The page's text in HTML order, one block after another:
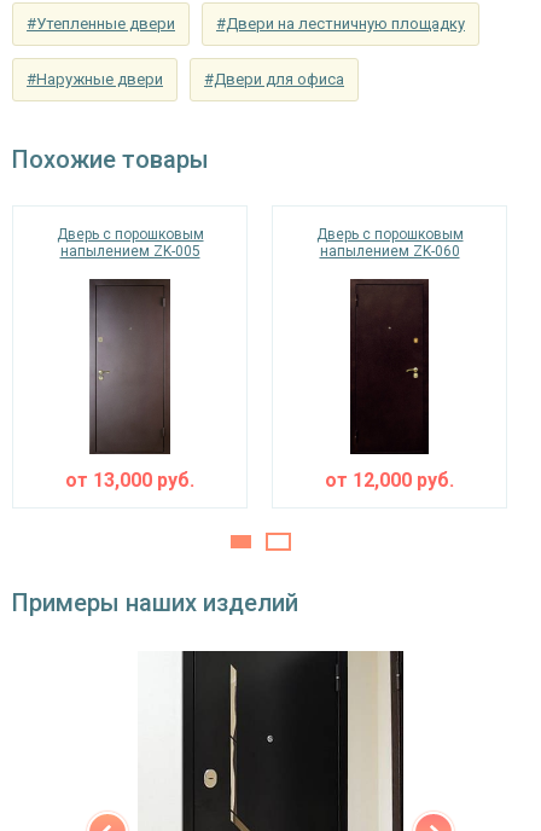
Изоляционные материалы
Звуко- и
двойной контур уплотнения,
Направление
открывания
наружное / внутреннее,
левое / правое (на выбор)
открывания
Стандартная комплектациядвери с порошковым
напылениемможет быть изменена по желанию
покупателя.
#Утепленные двери #Двери на лестничную площадку
#Наружные двери #Двери для офиса
Похожие товары
Дверь с порошковым
напылением ZK-005
от 13,000 руб.
Дверь с порошковым
напылением ZK-060
от 12,000 руб.
Примеры наших изделий